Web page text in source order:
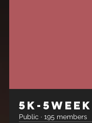
5k-
Public · 195 members